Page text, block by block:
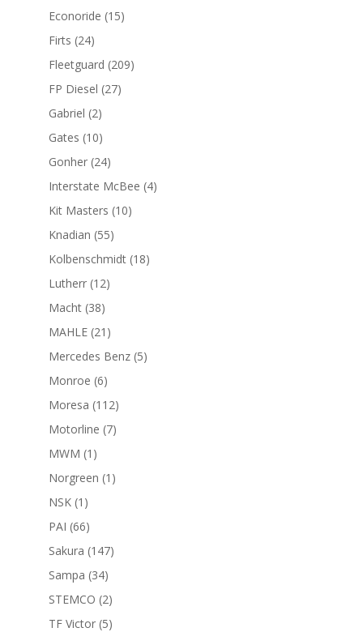
Econoride 1515
Firts 2424
productos
Fleetguard 209209
FP Diesel 2727
Gabriel 22
productos
Gates 1010
productos
Gonher 2424
productos
Interstate McBee 44
Kit Masters 1010
Knadian 5555
productos
Kolbenschmidt 1818
Lutherr 1212
Macht 3838
productos
MAHLE 21 21
productos
Mercedes Benz 55
Monroe 66
productos
Moresa 112112
productos
Motorline 77
MWM 1 1
producto
Norgreen 1 1
NSK 1 1
producto
PAI 6666
productos
Sakura 147147
Sampa 3434
productos
STEMCO 22
productos
TF Victor 55